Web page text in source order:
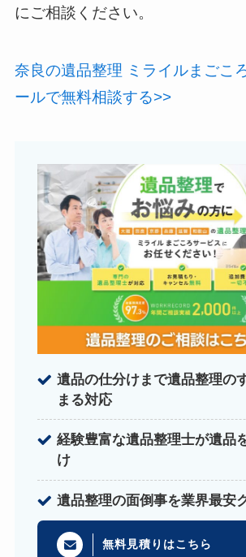
にご相談ください。
奈良の遺品整理 ミライルまごこ
ールで無料相談する>>
遺品の仕分けまで遺品整理の
まる対応
経験豊富な遺品整理士が遺品
け
遺品整理の面倒事を業界最安
無料見積りはこちら